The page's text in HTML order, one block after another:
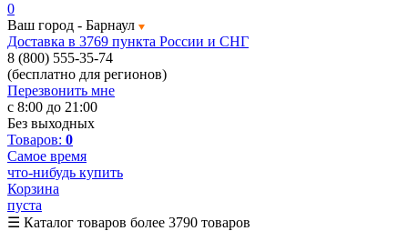
0
Ваш город - Барнаул
Доставка в 3769 пункта России и СНГ
8 (800) 555-35-74
(бесплатно для регионов)
Перезвонить мне
с 8:00 до 21:00
Без выходных
Товаров: 0
Самое время
что-нибудь купить
Корзина
пуста
☰ Каталог товаров более 3790 товаров